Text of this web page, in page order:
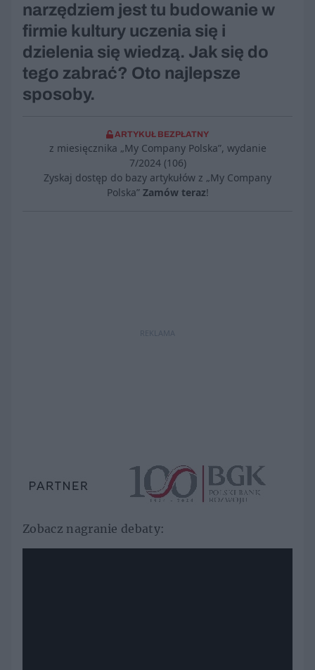
narzędziem jest tu budowanie w
firmie kultury uczenia się i
dzielenia się wiedzą. Jak się do
tego zabrać? Oto najlepsze
sposoby.
ARTYKUŁ BEZPŁATNY
z miesięcznika „My Company Polska”, wydanie
7/2024 (106)
Zyskaj dostęp do bazy artykułów z „My Company
Polska” Zamów teraz!
REKLAMA
Zobacz nagranie debaty: